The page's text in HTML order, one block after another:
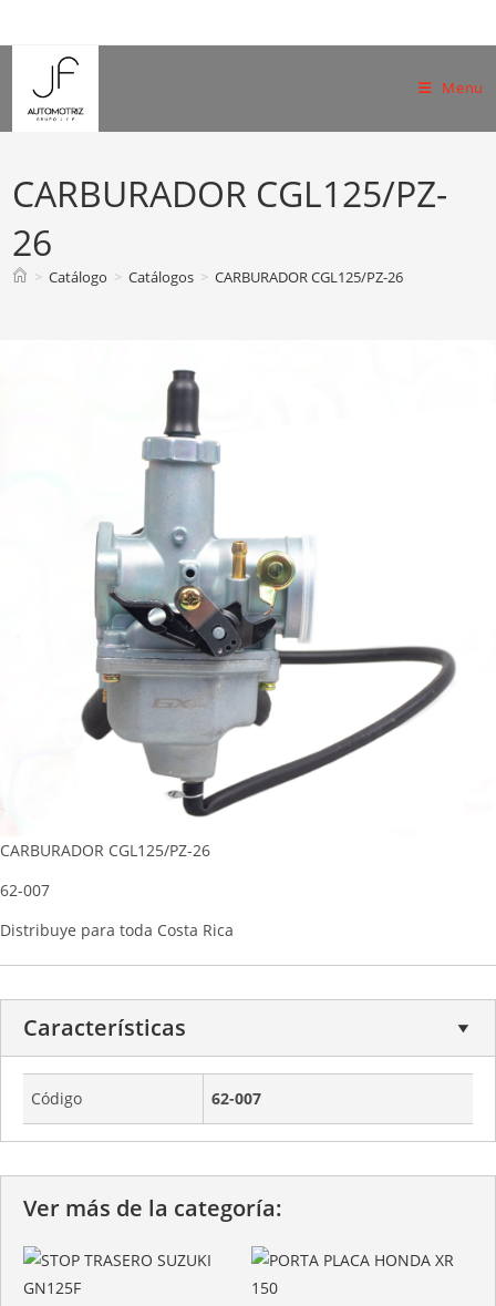
to
content
Menu
CARBURADOR CGL125/PZ-
26
> Catálogo > Catálogos > CARBURADOR CGL125/PZ-26
CARBURADOR CGL125/PZ-26
62-007
Distribuye para toda Costa Rica
Características
Código 62-007
Ver más de la categoría: